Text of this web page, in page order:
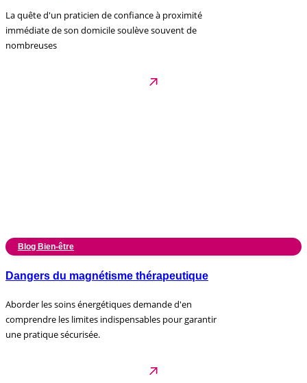
La quête d'un praticien de confiance à proximité
immédiate de son domicile soulève souvent de
nombreuses
Blog Bien-être
Dangers du magnétisme thérapeutique
Aborder les soins énergétiques demande d'en
comprendre les limites indispensables pour garantir
une pratique sécurisée.